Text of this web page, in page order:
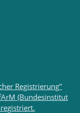
Registrierung"
(Bundesinstitut